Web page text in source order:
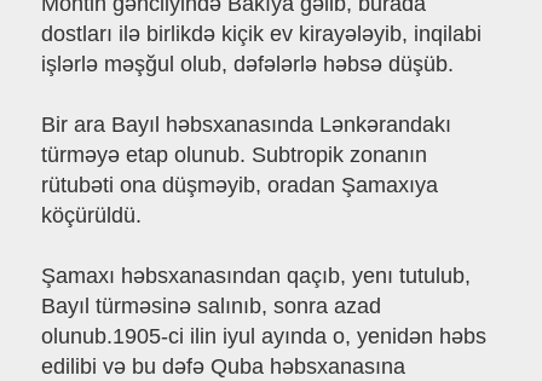
dostları ilə birlikdə kiçik ev kirayələyib, inqilabi
işlərlə məşğul olub, dəfələrlə həbsə düşüb.
Bir ara Bayıl həbsxanasında Lənkərandakı
türməyə etap olunub. Subtropik zonanın
rütubəti ona düşməyib, oradan Şamaxıya
köçürüldü.
Şamaxı həbsxanasından qaçıb, yenı tutulub,
Bayıl türməsinə salınıb, sonra azad
olunub.1905-ci ilin iyul ayında o, yenidən həbs
edilibi və bu dəfə Quba həbsxanasına